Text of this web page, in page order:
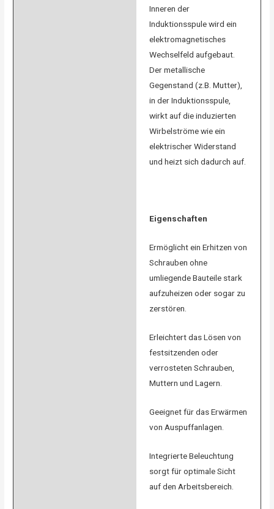
Inneren der
Induktionsspule wird ein
elektromagnetisches
Wechselfeld aufgebaut.
Der metallische
Gegenstand (z.B. Mutter),
in der Induktionsspule,
wirkt auf die induzierten
Wirbelströme wie ein
elektrischer Widerstand
und heizt sich dadurch auf.
Eigenschaften
Ermöglicht ein Erhitzen von
Schrauben ohne
umliegende Bauteile stark
aufzuheizen oder sogar zu
zerstören.
Erleichtert das Lösen von
festsitzenden oder
verrosteten Schrauben,
Muttern und Lagern.
Geeignet für das Erwärmen
von Auspuffanlagen.
Integrierte Beleuchtung
sorgt für optimale Sicht
auf den Arbeitsbereich.